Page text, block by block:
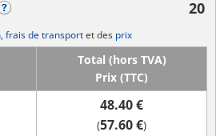
20
frais de transportet des prix
Total (hors TVA)
Prix (TTC)
48.40 €
(57.60 €)